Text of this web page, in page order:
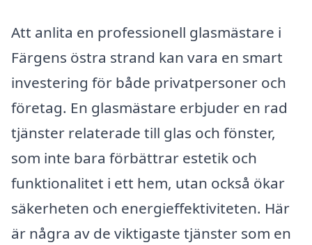
Att anlita en professionell glasmästare i
Färgens östra strand kan vara en smart
investering för både privatpersoner och
företag. En glasmästare erbjuder en rad
tjänster relaterade till glas och fönster,
som inte bara förbättrar estetik och
funktionalitet i ett hem, utan också ökar
säkerheten och energieffektiviteten. Här
är några av de viktigaste tjänster som en